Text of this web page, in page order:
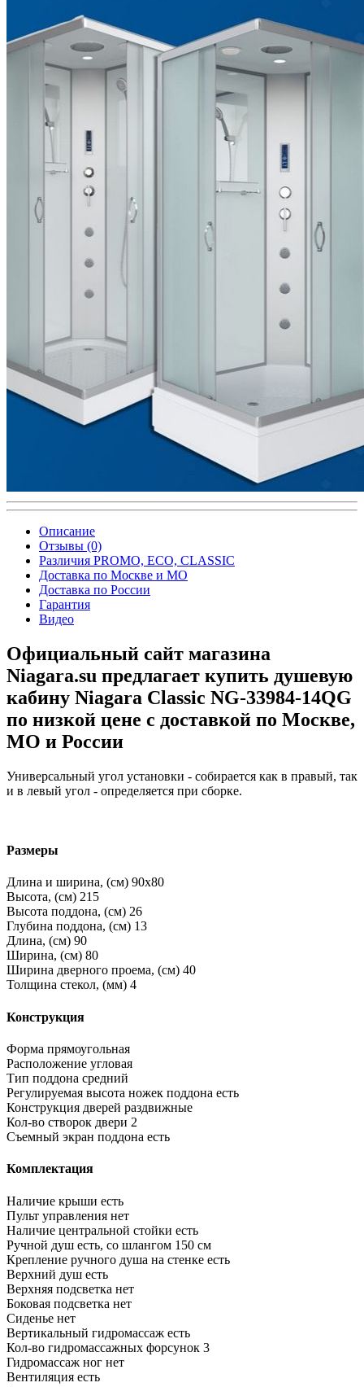
Описание
Отзывы (0)
Различия PROMO, ECO, CLASSIC
Доставка по Москве и МО
Доставка по России
Гарантия
Видео
Официальный сайт магазина
Niagara.su предлагает купить душевую
кабину Niagara Classic NG-33984-14QG
по низкой цене с доставкой по Москве,
МО и России
Универсальный угол установки - собирается как в правый, так
и в левый угол - определяется при сборке.
Размеры
Длина и ширина, (см) 90x80
Высота, (см) 215
Высота поддона, (см) 26
Глубина поддона, (см) 13
Длина, (см) 90
Ширина, (см) 80
Ширина дверного проема, (см) 40
Толщина стекол, (мм) 4
Конструкция
Форма прямоугольная
Расположение угловая
Тип поддона средний
Регулируемая высота ножек поддона есть
Конструкция дверей раздвижные
Кол-во створок двери 2
Съемный экран поддона есть
Комплектация
Наличие крыши есть
Пульт управления нет
Наличие центральной стойки есть
Ручной душ есть, со шлангом 150 см
Крепление ручного душа на стенке есть
Верхний душ есть
Верхняя подсветка нет
Боковая подсветка нет
Сиденье нет
Вертикальный гидромассаж есть
Кол-во гидромассажных форсунок 3
Гидромассаж ног нет
Вентиляция есть